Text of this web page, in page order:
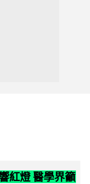
紅燈 醫學界籲